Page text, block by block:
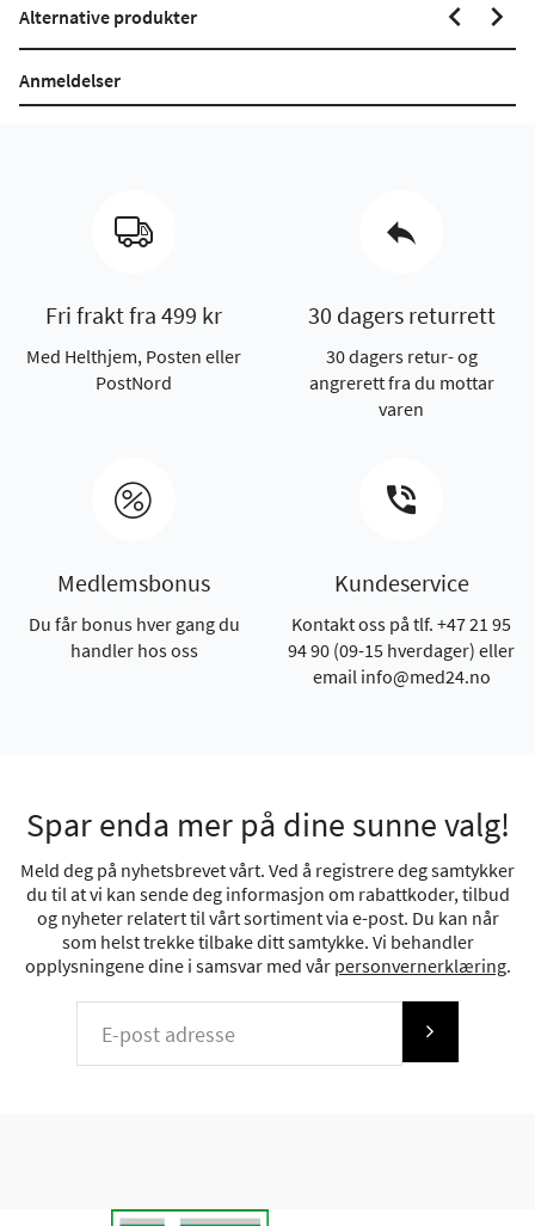
Alternative produkter
Anmeldelser
Fri frakt fra 499 kr
Med Helthjem, Posten eller
PostNord
30 dagers returrett
30 dagers retur- og
angrerett fra du mottar
varen
Medlemsbonus
Du får bonus hver gang du
handler hos oss
Kundeservice
Kontakt oss på tlf. +47 21 95
94 90 (09-15 hverdager) eller
email info@med24.no
Spar enda mer på dine sunne valg!
Meld deg på nyhetsbrevet vårt. Ved å registrere deg samtykker
du til at vi kan sende deg informasjon om rabattkoder, tilbud
og nyheter relatert til vårt sortiment via e-post. Du kan når
som helst trekke tilbake ditt samtykke. Vi behandler
opplysningene dine i samsvar med vår personvernerklæring.